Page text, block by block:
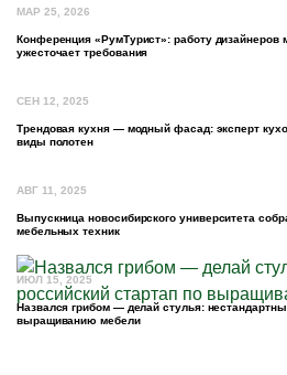
МАР 25, 2026
Конференция «РумТурист»: работу дизайнеров
ужесточает требования
СЕН 12, 2025
Трендовая кухня — модный фасад: эксперт
виды полотен
АВГ 11, 2025
Выпускница новосибирского университета
мебельных техник
ИЮЛ 15, 2025
Назвался грибом — делай стулья:
выращиванию мебели